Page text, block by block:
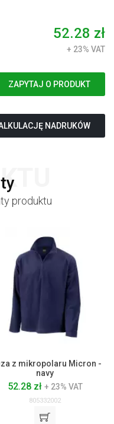
52.28 zł
+ 23% VAT
ZAPYTAJ O PRODUKT
NADRUKÓW
produktu
z mikropolaru Micron -
navy
52.28 zł + 23% VAT
805332002